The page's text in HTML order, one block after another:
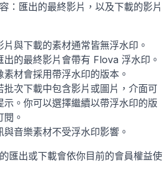
：匯出的最終影片，以及下載的影片
片與下載的素材通常皆無浮水印。
出的最終影片會帶有 Flova 浮水印。
材會採用帶浮水印的版本。
批次下載中包含影片或圖片，介面可
示。你可以選擇繼續以帶浮水印的版
。
與音樂素材不受浮水印影響。
匯出或下載會依你目前的會員權益使